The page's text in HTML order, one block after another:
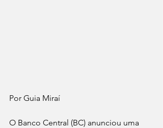
Por Guia Miraí
O Banco Central (BC) anunciou uma